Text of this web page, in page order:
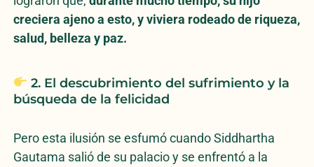
creciera ajeno a esto, y viviera rodeado de riqueza,
salud, belleza y paz.
2. El descubrimiento del sufrimiento y la
búsqueda de la felicidad
Pero esta ilusión se esfumó cuando Siddhartha
Gautama salió de su palacio y se enfrentó a la